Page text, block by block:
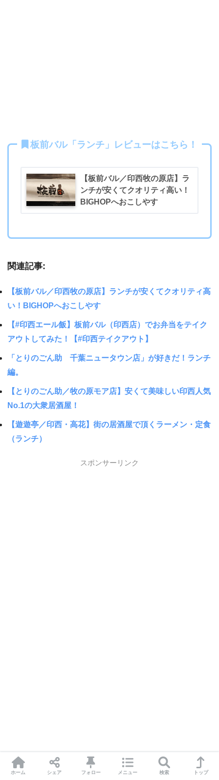
板前バル「ランチ」レビューはこちら！
【板前バル／印西牧の原店】ラ
ンチが安くてクオリティ高い！
BIGHOPへおこしやす
関連記事:
【板前バル／印西牧の原店】ランチが安くてクオリティ高
い！BIGHOPへおこしやす
【#印西エール飯】板前バル（印西店）でお弁当をテイク
アウトしてみた！【#印西テイクアウト】
「とりのごん助 千葉ニュータウン店」が好きだ！ランチ
編。
【とりのごん助／牧の原モア店】安くて美味しい印西人気
No.1の大衆居酒屋！
【遊遊亭／印西・高花】街の居酒屋で頂くラーメン・定食
（ランチ）
スポンサーリンク
ホーム シェア フォロー メニュー 検索 トップ